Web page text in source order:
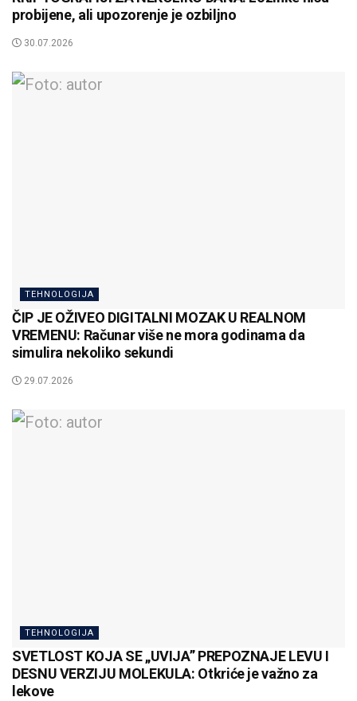
probijene, ali upozorenje je ozbiljno
30.07.2026
TEHNOLOGIJA
ČIP JE OŽIVEO DIGITALNI MOZAK U REALNOM
VREMENU: Računar više ne mora godinama da
simulira nekoliko sekundi
29.07.2026
TEHNOLOGIJA
SVETLOST KOJA SE „UVIJA” PREPOZNAJE LEVU I
DESNU VERZIJU MOLEKULA: Otkriće je važno za
lekove